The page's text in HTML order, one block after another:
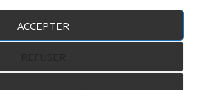
ACCEPTER
© 2023 robindesjeux.com -Mentions